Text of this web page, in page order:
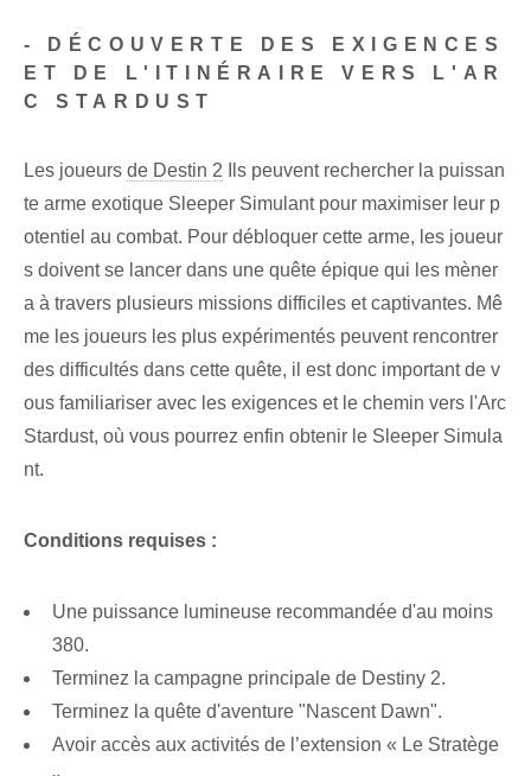
- DÉCOUVERTE DES EXIGENCES
ET DE L'ITINÉRAIRE VERS L'AR
C STARDUST
Les ⁢joueurs de Destin 2 Ils peuvent rechercher la puissan
te arme exotique Sleeper Simulant pour maximiser leur p
otentiel au combat. Pour débloquer cette arme, les joueur
s doivent se lancer dans une quête épique qui les mèner
a à travers plusieurs missions difficiles et captivantes. Mê
me les joueurs les plus expérimentés peuvent rencontrer
des difficultés dans cette quête, il est donc important de v
ous familiariser avec les exigences et le chemin vers l'Arc
Stardust, où vous pourrez enfin obtenir le Sleeper Simula
nt.
Conditions requises :
Une puissance lumineuse recommandée d'au moins
380.
Terminez la campagne principale de Destiny 2.
Terminez la quête d'aventure "Nascent Dawn".
Avoir accès aux activités de l’extension « Le Stratège